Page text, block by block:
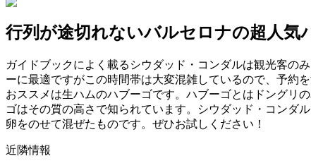
行列が途切れないバルセロナの超人気
ガイドブックによく載るシウダッド・コンダルは観光客の
ーに最適ですがこの時間帯は大変混雑しているので、予約
おススメは生ハムのハブーゴです。ハブーゴとはドングリ
ゴはその質の高さで知られています。シウダッド・コンダ
卵をのせて混ぜたものです。ぜひお試しください！
近隣情報